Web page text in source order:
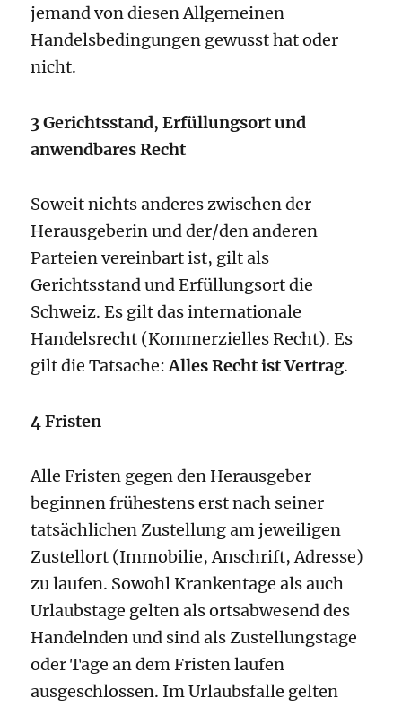
jemand von diesen Allgemeinen
Handelsbedingungen gewusst hat oder
nicht.
3 Gerichtsstand, Erfüllungsort und
anwendbares Recht
Soweit nichts anderes zwischen der
Herausgeberin und der/den anderen
Parteien vereinbart ist, gilt als
Gerichtsstand und Erfüllungsort die
Schweiz. Es gilt das internationale
Handelsrecht (Kommerzielles Recht). Es
gilt die Tatsache:Alles Recht ist Vertrag.
4 Fristen
Alle Fristen gegen den Herausgeber
beginnen frühestens erst nach seiner
tatsächlichen Zustellung am jeweiligen
Zustellort (Immobilie, Anschrift, Adresse)
zu laufen. Sowohl Krankentage als auch
Urlaubstage gelten als ortsabwesend des
Handelnden und sind als Zustellungstage
oder Tage an dem Fristen laufen
ausgeschlossen. Im Urlaubsfalle gelten